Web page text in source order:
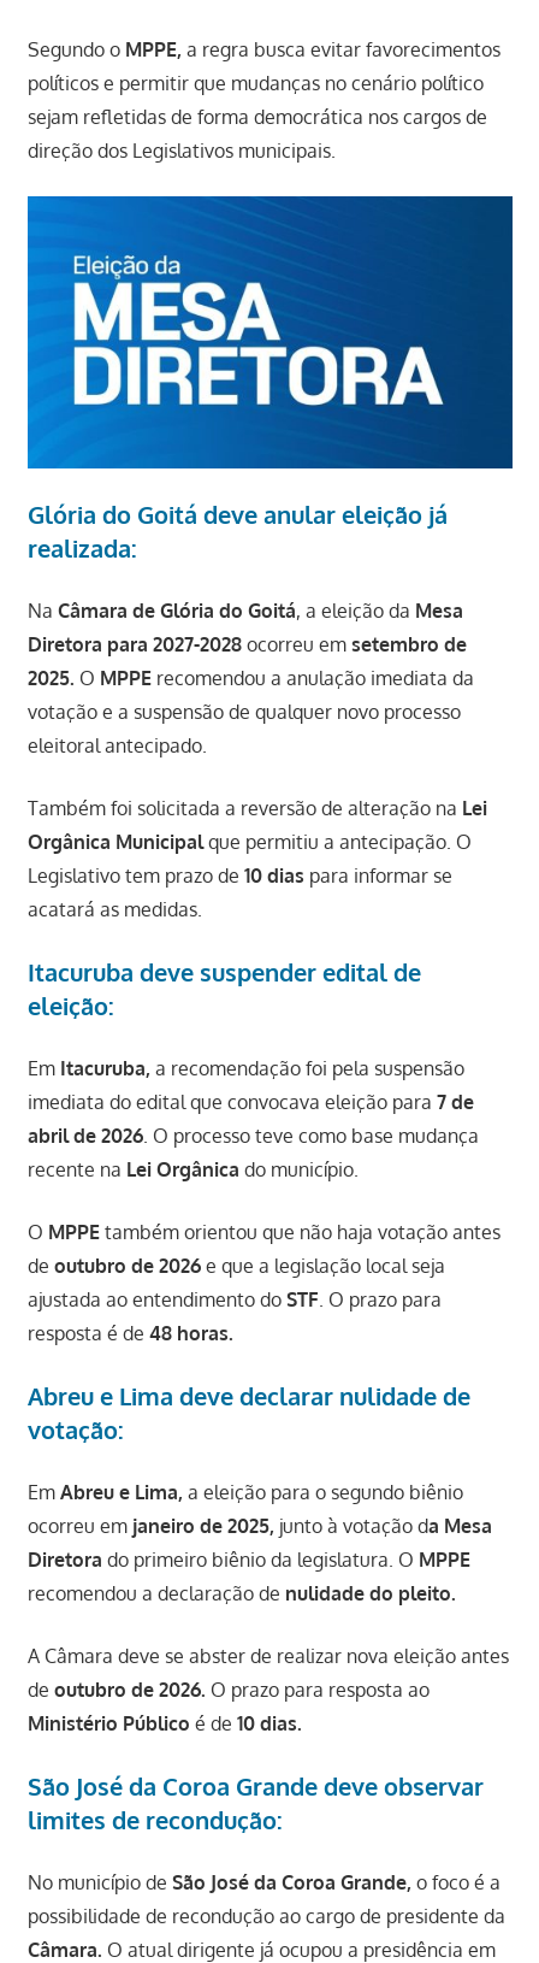
Segundo oMPPE, a regra busca evitar favorecimentos
políticos e permitir que mudanças no cenário político
sejam refletidas de forma democrática nos cargos de
direção dos Legislativos municipais.
Glória do Goitá deve anular eleição já
realizada:
Na Câmara de Glória do Goitá, a eleição da Mesa
Diretora para 2027-2028ocorreu em setembro de
2025. O MPPErecomendou a anulação imediata da
votação e a suspensão de qualquer novo processo
eleitoral antecipado.
Também foi solicitada a reversão de alteração na Lei
Orgânica Municipalque permitiu a antecipação. O
Legislativo tem prazo de 10 dias para informar se
acatará as medidas.
Itacuruba deve suspender edital de
eleição:
Em Itacuruba, a recomendação foi pela suspensão
imediata do edital que convocava eleição para 7 de
abril de 2026. O processo teve como base mudança
recente na Lei Orgânica do município.
O MPPE também orientou que não haja votação antes
de outubro de 2026e que a legislação local seja
ajustada ao entendimento do STF . O prazo para
resposta é de 48 horas.
Abreu e Lima deve declarar nulidade de
votação:
EmAbreu e Lima, a eleição para o segundo biênio
ocorreu em janeiro de 2025, junto à votação da Mesa
Diretora do primeiro biênio da legislatura. O MPPE
recomendou a declaração de nulidade do pleito.
A Câmara deve se abster de realizar nova eleição antes
de outubro de 2026. O prazo para resposta ao
Ministério Público é de 10 dias.
São José da Coroa Grande deve observar
limites de recondução:
No município de São José da Coroa Grande, o foco é a
possibilidade de recondução ao cargo de presidente da
Câmara. O atual dirigente já ocupou a presidência em